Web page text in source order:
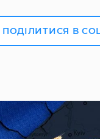
ПОДІЛИТИСЯ В